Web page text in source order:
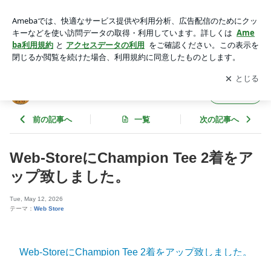
hoR Vintage ⚓️
アプリをダウンロードして ブログの更新通知
を受け取りまし
ょう。
開く
前の記事へ 一覧 次の記事へ
Web-StoreにChampion Tee 2着をア
ップ致しました。
Tue, May 12, 2026
テーマ： Web Store
Web-Storeに Champion Tee 2着をアップ致しました。